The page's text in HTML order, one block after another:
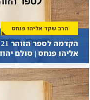
הרב שקד אליהו פנחס
אליהו פנחס | סולם